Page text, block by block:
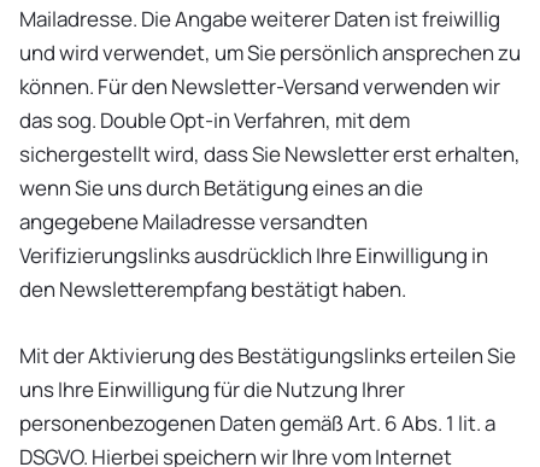
Mailadresse. Die Angabe weiterer Daten ist freiwillig
und wird verwendet, um Sie persönlich ansprechen zu
können. Für den Newsletter-Versand verwenden wir
das sog. Double Opt-in Verfahren, mit dem
sichergestellt wird, dass Sie Newsletter erst erhalten,
wenn Sie uns durch Betätigung eines an die
angegebene Mailadresse versandten
Verifizierungslinks ausdrücklich Ihre Einwilligung in
den Newsletterempfang bestätigt haben.
Mit der Aktivierung des Bestätigungslinks erteilen Sie
uns Ihre Einwilligung für die Nutzung Ihrer
personenbezogenen Daten gemäß Art. 6 Abs. 1 lit. a
DSGVO. Hierbei speichern wir Ihre vom Internet